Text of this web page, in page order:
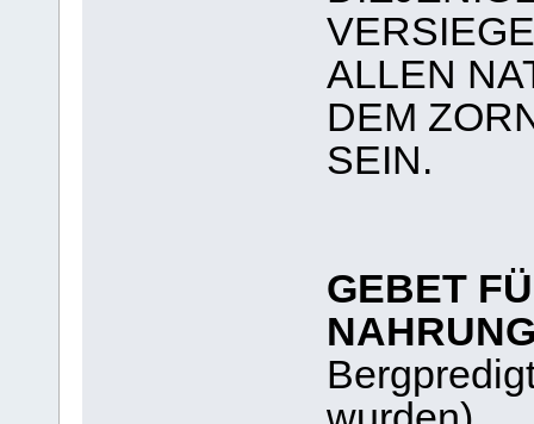
ALLEN
DEM
SEIN.
GEBET